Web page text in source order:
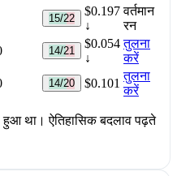
15/22
$0.197
↓
वर्तमान
रन
14/21
$0.054
↓
तुलना
करें
14/20 $0.101
तुलना
करें
था। ऐतिहासिक बदलाव पढ़ते